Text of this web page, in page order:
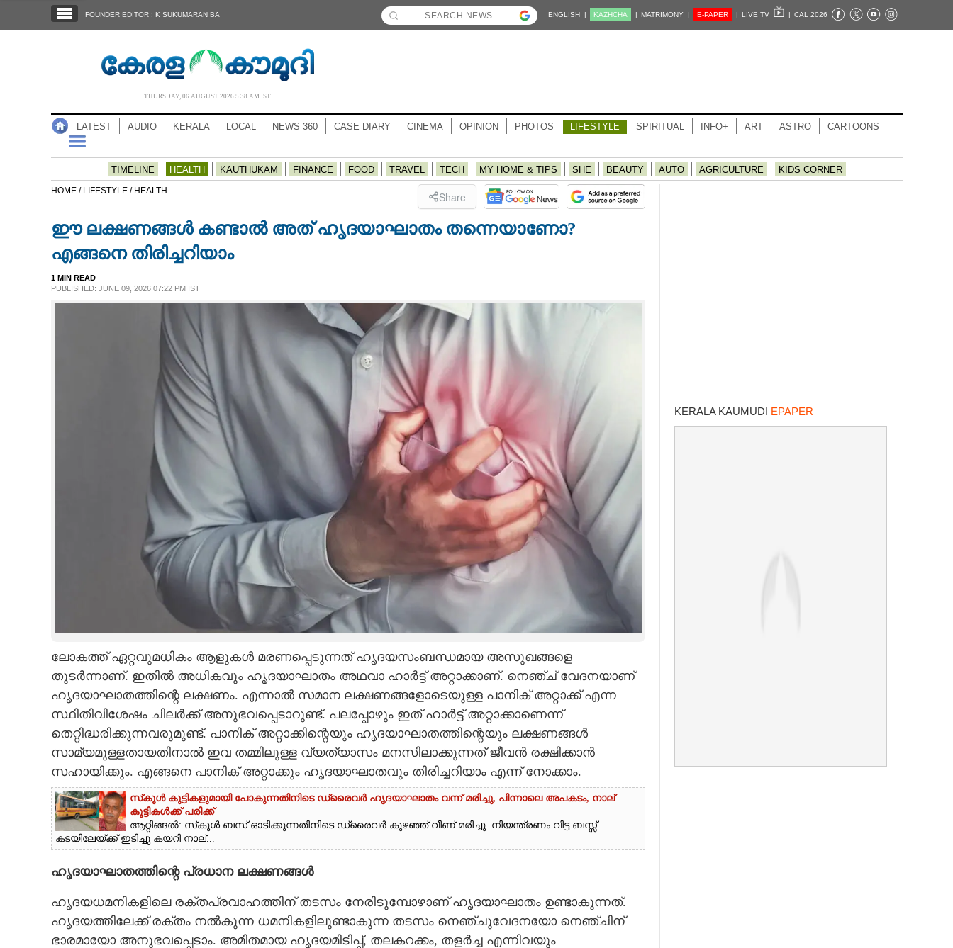
NOTIFIED NEWS
CASE DIARY
CARTOONS
LITERATURE
FOUNDER EDITOR : K SUKUMARAN BA ENGLISH | KĀZHCHA | MATRIMONY | E-PAPER | LIVE TV | CAL 2026
THURSDAY, 06 AUGUST 2026 5.38 AM IST
LATEST AUDIO KERALA LOCAL NEWS 360 CASE DIARY CINEMA OPINION PHOTOS LIFESTYLE SPIRITUAL INFO+ ART ASTRO CARTOONS
TIMELINE HEALTH KAUTHUKAM FINANCE FOOD TRAVEL TECH MY HOME & TIPS SHE BEAUTY AUTO AGRICULTURE KIDS CORNER
HOME / LIFESTYLE / HEALTH Share
ഈ ലക്ഷണങ്ങൾ കണ്ടാൽ അത് ഹൃദയാഘാതം തന്നെയാണോ?
എങ്ങനെ തിരിച്ചറിയാം
1 MIN READ
PUBLISHED: JUNE 09, 2026 07:22 PM IST
ലോകത്ത് ഏറ്റവുമധികം ആളുകൾ മരണപ്പെടുന്നത് ഹൃദയസംബന്ധമായ അസുഖങ്ങളെ
തുടർന്നാണ്. ഇതിൽ അധികവും ഹൃദയാഘാതം അഥവാ ഹാർട്ട് അറ്റാക്കാണ്. നെഞ്ച് വേദനയാണ്
ഹൃദയാഘാതത്തിന്റെ ലക്ഷണം. എന്നാൽ സമാന ലക്ഷണങ്ങളോടെയുള്ള പാനിക് അറ്റാക്ക് എന്ന
സ്ഥിതിവിശേഷം ചിലർക്ക് അനുഭവപ്പെടാറുണ്ട്. പലപ്പോഴും ഇത് ഹാർട്ട് അറ്റാക്കാണെന്ന്
തെറ്റിദ്ധരിക്കുന്നവരുമുണ്ട്. പാനിക് അറ്റാക്കിന്റെയും ഹൃദയാഘാതത്തിന്റെയും ലക്ഷണങ്ങൾ
സാമ്യമുള്ളതായതിനാൽ ഇവ തമ്മിലുള്ള വ്യത്യാസം മനസിലാക്കുന്നത് ജീവൻ രക്ഷിക്കാൻ
സഹായിക്കും. എങ്ങനെ പാനിക് അറ്റാക്കും ഹൃദയാഘാതവും തിരിച്ചറിയാം എന്ന് നോക്കാം.
സ്‌കൂൾ കുട്ടികളുമായി പോകുന്നതിനിടെ ഡ്രൈവർ ഹൃദയാഘാതം വന്ന് മരിച്ചു, പിന്നാലെ അപകടം, നാല്
കുട്ടികൾക്ക് പരിക്ക്
ആറ്റിങ്ങൽ: സ്‌കൂൾ ബസ് ഓടിക്കുന്നതിനിടെ ഡ്രൈവർ കുഴഞ്ഞ് വീണ് മരിച്ചു. നിയന്ത്രണം വിട്ട ബസ്സ്
കടയിലേയ്ക്ക് ഇടിച്ചു കയറി നാല്...
ഹൃദയാഘാതത്തിന്റെ പ്രധാന ലക്ഷണങ്ങൾ
ഹൃദയധമനികളിലെ രക്തപ്രവാഹത്തിന് തടസം നേരിടുമ്പോഴാണ് ഹൃദയാഘാതം ഉണ്ടാകുന്നത്.
ഹൃദയത്തിലേക്ക് രക്തം നൽകുന്ന ധമനികളിലുണ്ടാകുന്ന തടസം നെഞ്ചുവേദനയോ നെഞ്ചിന്
ഭാരമായോ അനുഭവപ്പെടാം. അമിതമായ ഹൃദയമിടിപ്പ്, തലകറക്കം, തളർച്ച എന്നിവയും
KERALA KAUMUDI EPAPER